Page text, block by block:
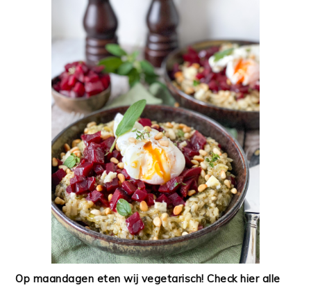
Op maandagen eten wij vegetarisch! Check hier alle